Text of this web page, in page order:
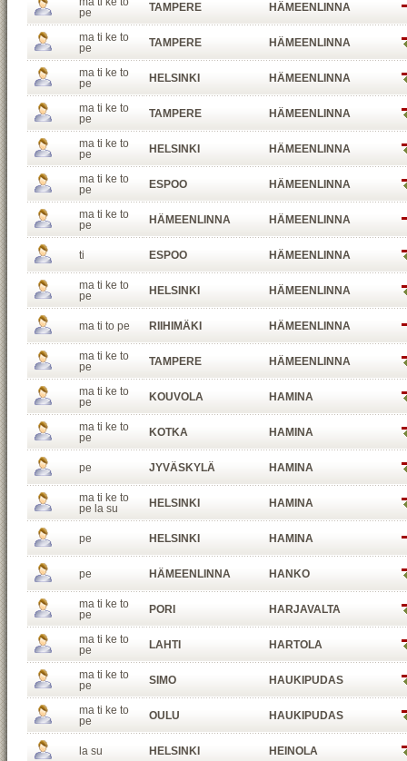
pe
TAMPERE HÄMEENLINNA
ma ti ke to
pe
TAMPERE HÄMEENLINNA
ma ti ke to
pe
HELSINKI HÄMEENLINNA
ma ti ke to
pe
TAMPERE HÄMEENLINNA
ma ti ke to
pe
HELSINKI HÄMEENLINNA
ma ti ke to
pe
ESPOO HÄMEENLINNA
ma ti ke to
pe
HÄMEENLINNA HÄMEENLINNA
ti ESPOO HÄMEENLINNA
ma ti ke to
pe
HELSINKI HÄMEENLINNA
ma ti to pe RIIHIMÄKI HÄMEENLINNA
ma ti ke to
pe
TAMPERE HÄMEENLINNA
ma ti ke to
pe
KOUVOLA HAMINA
ma ti ke to
pe
KOTKA HAMINA
pe JYVÄSKYLÄ HAMINA
ma ti ke to
pe la su
HELSINKI HAMINA
pe HELSINKI HAMINA
pe HÄMEENLINNA HANKO
ma ti ke to
pe
PORI HARJAVALTA
ma ti ke to
pe
LAHTI HARTOLA
ma ti ke to
pe
SIMO HAUKIPUDAS
ma ti ke to
pe
OULU HAUKIPUDAS
la su HELSINKI HEINOLA